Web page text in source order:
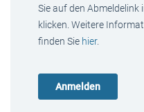
Sie auf den
klicken. Weitere
finden Sie hier.